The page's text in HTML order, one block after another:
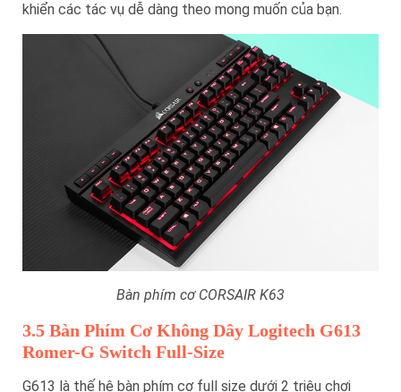
khiển các tác vụ dễ dàng theo mong muốn của bạn.
Bàn phím cơ CORSAIR K63
3.5 Bàn Phím Cơ Không Dây Logitech G613
Romer-G Switch Full-Size
G613 là thế hệ bàn phím cơ full size dưới 2 triệu chơi